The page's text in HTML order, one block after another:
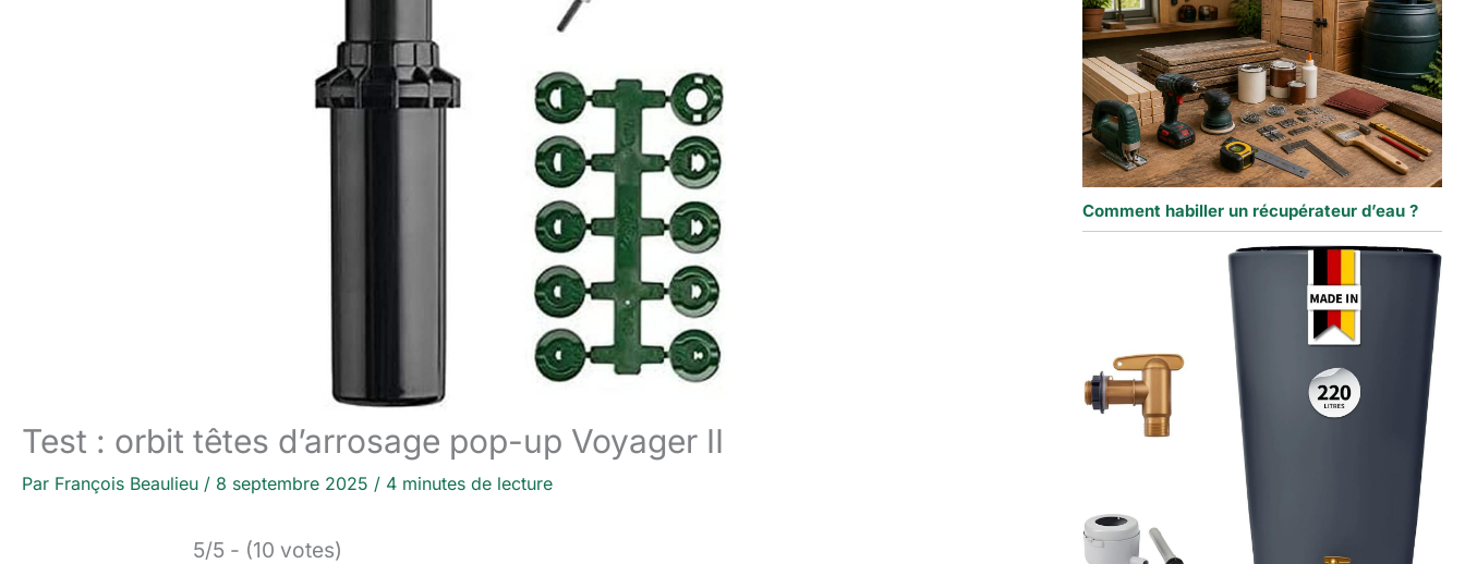
Test : orbit têtes d’arrosage pop-up Voyager II
Par François Beaulieu / 8 septembre 2025 / 4 minutes de lecture
5/5 - (10 votes)
Comment habiller un récupérateur d’eau ?